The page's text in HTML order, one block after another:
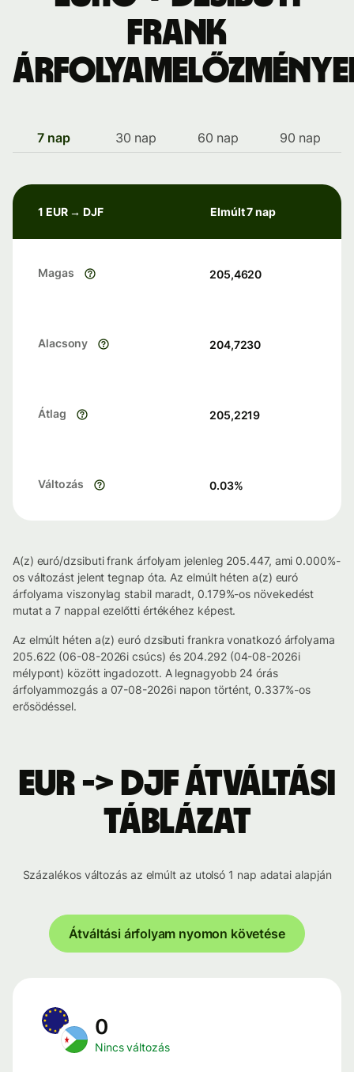
frank
7 nap 30 nap 60 nap 90 nap
1 EUR → DJF Elmúlt 7 nap
Magas 205,4620
Alacsony 204,7230
Átlag 205,2219
Változás 0.03%
A(z) euró/dzsibuti frank árfolyam jelenleg 205.447, ami 0.000%-
os változást jelent tegnap óta. Az elmúlt héten a(z) euró
árfolyama viszonylag stabil maradt, 0.179%-os növekedést
mutat a 7 nappal ezelőtti értékéhez képest.
Az elmúlt héten a(z) euró dzsibuti frankra vonatkozó árfolyama
205.622 (06-08-2026i csúcs) és 204.292 (04-08-2026i
mélypont) között ingadozott. A legnagyobb 24 órás
árfolyammozgás a 07-08-2026i napon történt, 0.337%-os
erősödéssel.
EUR -> DJF átváltási
táblázat
Százalékos változás az elmúlt az utolsó 1 nap adatai alapján
Átváltási árfolyam nyomon követése
0
Nincs változás